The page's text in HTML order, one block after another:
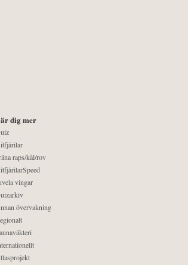
dig mer
raps/kål/rov
vingar
övervakning